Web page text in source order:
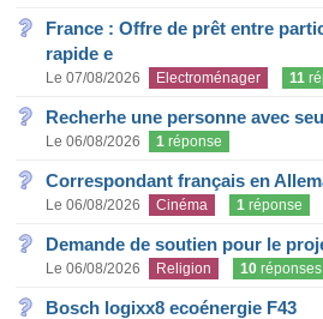
France : Offre de prêt entre
rapide e
Le 07/08/2026 Electroménager 11
Recherhe une personne avec
Le 06/08/2026 1 réponse
Correspondant français en
Le 06/08/2026 Cinéma 1 réponse
Demande de soutien pour le
Le 06/08/2026 Religion 10 réponses
Bosch logixx8 ecoénergie F43